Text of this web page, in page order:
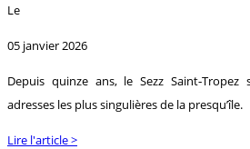
Le
05 janvier 2026
Depuis quinze ans, le Sezz Saint‑Tropez
adresses les plus singulières de la presqu’île.
Lire l'article >